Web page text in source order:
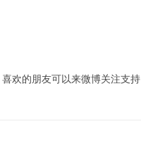
欢的朋友可以来微博关注支持